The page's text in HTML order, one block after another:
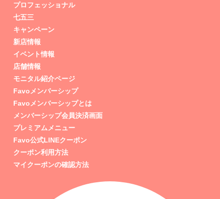
プロフェッショナル
七五三
キャンペーン
新店情報
イベント情報
店舗情報
モニタル紹介ページ
Favoメンバーシップ
Favoメンバーシップとは
メンバーシップ会員決済画面
プレミアムメニュー
Favo公式LINEクーポン
クーポン利用方法
マイクーポンの確認方法